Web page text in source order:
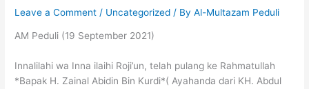
Leave a Comment / Uncategorized / ByAl-Multazam Peduli
AM Peduli (19 September 2021)
Innalilahi wa Inna ilaihi Roji’un, telah pulang ke Rahmatullah
*Bapak H. Zainal Abidin Bin Kurdi*( Ayahanda dari KH. Abdul